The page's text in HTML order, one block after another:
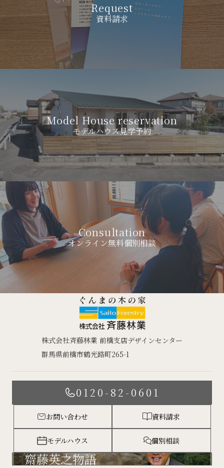
Request
資料請求
Model House reservation
モデルハウス見学予約
Consultation
オンライン無料個別相談
株式会社斉藤林業 前橋支店デザインセンター
群馬県前橋市鶴光路町265-1
0120-82-0601
お問い合わせ 資料請求
モデルハウス 個別相談
齋藤英之物語